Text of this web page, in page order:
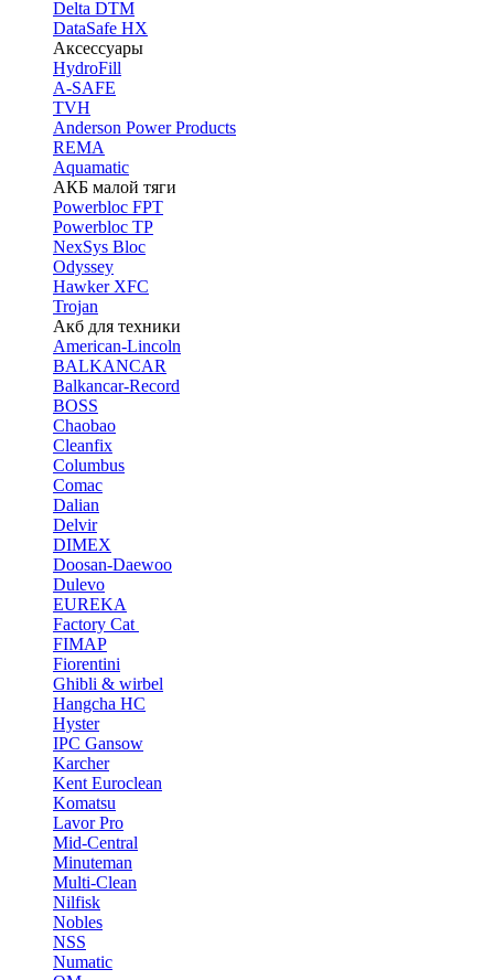
Delta DTM
DataSafe HX
Аксессуары
HydroFill
A-SAFE
TVH
Anderson Power Products
REMA
Aquamatic
АКБ малой тяги
Powerbloc FPT
Powerbloc TP
NexSys Bloc
Odyssey
Hawker XFC
Trojan
Акб для техники
American-Lincoln
BALKANCAR
Balkancar-Record
BOSS
Chaobao
Cleanfix
Columbus
Comac
Dalian
Delvir
DIMEX
Doosan-Daewoo
Dulevo
EUREKA
Factory Cat
FIMAP
Fiorentini
Ghibli & wirbel
Hangcha HC
Hyster
IPC Gansow
Karcher
Kent Euroclean
Komatsu
Lavor Pro
Mid-Central
Minuteman
Multi-Clean
Nilfisk
Nobles
NSS
Numatic